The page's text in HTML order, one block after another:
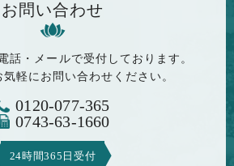
お問い合わせ
話・メールで受付しております。
気軽にお問い合わせください。
0120-077-365
0743-63-1660
24時間365日受付